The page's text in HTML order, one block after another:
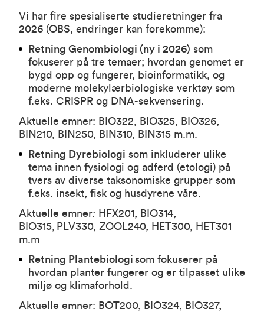
Vi har fire spesialiserte studieretninger fra
2026 (OBS, endringer kan forekomme):
Retning Genombiologi (ny i 2026) som
fokuserer på tre temaer; hvordan genomet er
bygd opp og fungerer, bioinformatikk, og
moderne molekylærbiologiske verktøy som
f.eks. CRISPR og DNA-sekvensering.
Aktuelle emner: BIO322, BIO325, BIO326,
BIN210, BIN250, BIN310, BIN315 m.m.
Retning Dyrebiologi som inkluderer ulike
tema innen fysiologi og adferd (etologi) på
tvers av diverse taksonomiske grupper som
f.eks. insekt, fisk og husdyrene våre.
Aktuelle emner: HFX201, BIO314,
BIO315, PLV330, ZOOL240, HET300, HET301
m.m
Retning Plantebiologi som fokuserer på
hvordan planter fungerer og er tilpasset ulike
miljø og klimaforhold.
Aktuelle emner: BOT200, BIO324, BIO327,